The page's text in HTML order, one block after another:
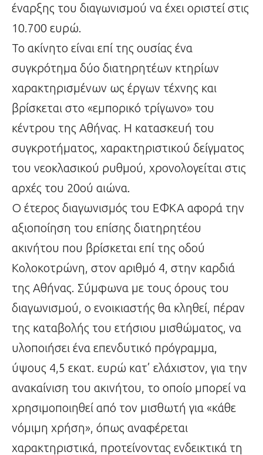
έναρξης του διαγωνισμού να έχει οριστεί στις
10.700 ευρώ.
Το ακίνητο είναι επί της ουσίας ένα
συγκρότημα δύο διατηρητέων κτηρίων
χαρακτηρισμένων ως έργων τέχνης και
βρίσκεται στο «εμπορικό τρίγωνο» του
κέντρου της Αθήνας. Η κατασκευή του
συγκροτήματος, χαρακτηριστικού δείγματος
του νεοκλασικού ρυθμού, χρονολογείται στις
αρχές του 20ού αιώνα.
Ο έτερος διαγωνισμός του ΕΦΚΑ αφορά την
αξιοποίηση του επίσης διατηρητέου
ακινήτου που βρίσκεται επί της οδού
Κολοκοτρώνη, στον αριθμό 4, στην καρδιά
της Αθήνας. Σύμφωνα με τους όρους του
διαγωνισμού, ο ενοικιαστής θα κληθεί, πέραν
της καταβολής του ετήσιου μισθώματος, να
υλοποιήσει ένα επενδυτικό πρόγραμμα,
ύψους 4,5 εκατ. ευρώ κατ’ ελάχιστον, για την
ανακαίνιση του ακινήτου, το οποίο μπορεί να
χρησιμοποιηθεί από τον μισθωτή για «κάθε
νόμιμη χρήση», όπως αναφέρεται
χαρακτηριστικά, προτείνοντας ενδεικτικά τη